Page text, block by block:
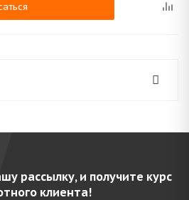
рассылку, и получите курс
клиента!